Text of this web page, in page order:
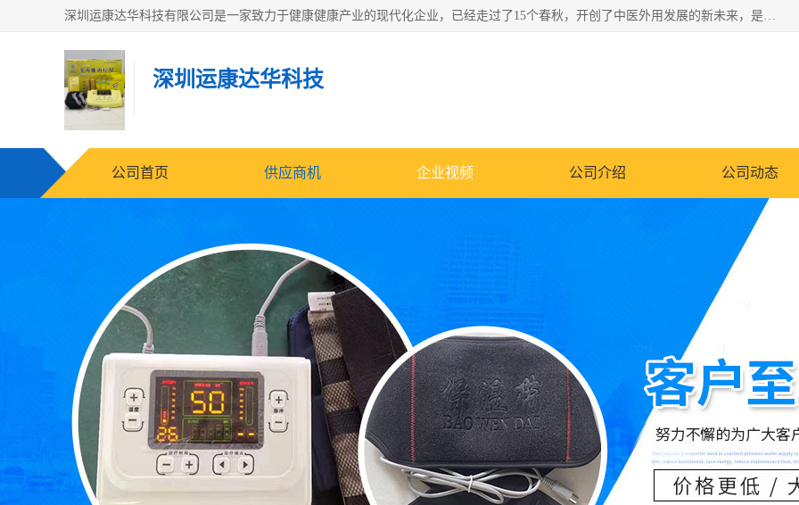
深圳运康达华科技有限公司是一家致力于健康健康产业的现代化企业，已经走过了15个春秋，开创了中医外用发展的新未来，是专业从事中医医疗仪器的研发、生产、销售、服务为一体的子公司，在医疗器械的设计、开发和生产方面率先引进国际先进技术和好的科技人员，先后开发出了场效应治疗仪、多功能治疗仪、颈椎治疗仪、腰椎治疗仪、增效垫等多个系列。
深圳运康达华科技
公司首页 供应商机 企业视频 公司介绍 公司动态